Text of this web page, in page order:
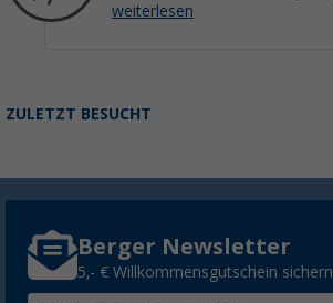
weiterlesen
ZULETZT BESUCHT
Berger Newsletter
5,- € Willkommensgutschein sichern